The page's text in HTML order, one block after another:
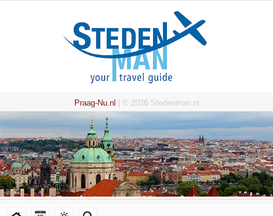
Praag-Nu.nl | © 2026 Stedenman.nl